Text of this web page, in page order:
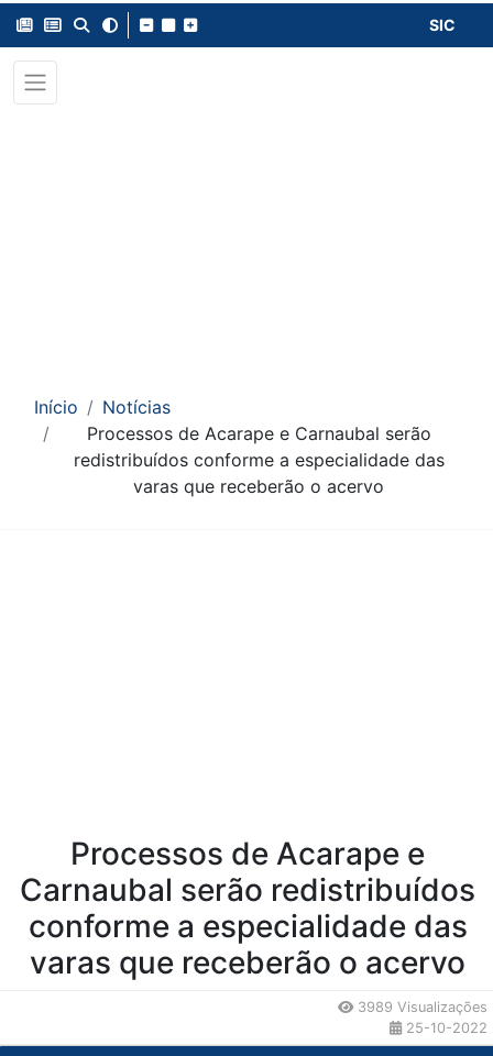
SIC
Início
Notícias
Processos de Acarape e Carnaubal serão
redistribuídos conforme a especialidade das
varas que receberão o acervo
Processos de Acarape e
Carnaubal serão redistribuídos
conforme a especialidade das
varas que receberão o acervo
3989 Visualizações
25-10-2022